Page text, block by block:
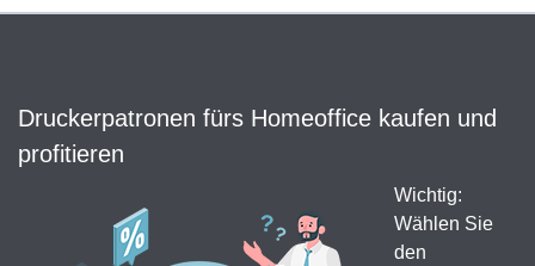
Druckerpatronen fürs Homeoffice kaufen und
profitieren
Wichtig:
Wählen Sie
den